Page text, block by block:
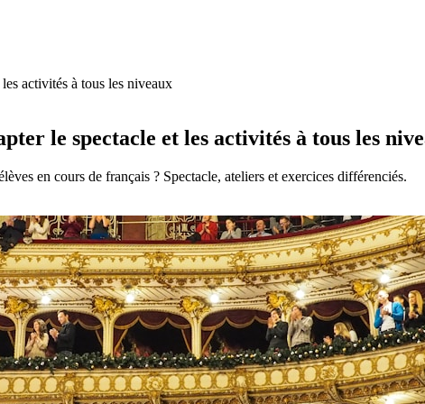
activités à tous les niveaux
le spectacle et les activités à tous les
en cours de français ? Spectacle, ateliers et exercices différenciés.